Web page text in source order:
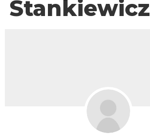
Stankiewicz